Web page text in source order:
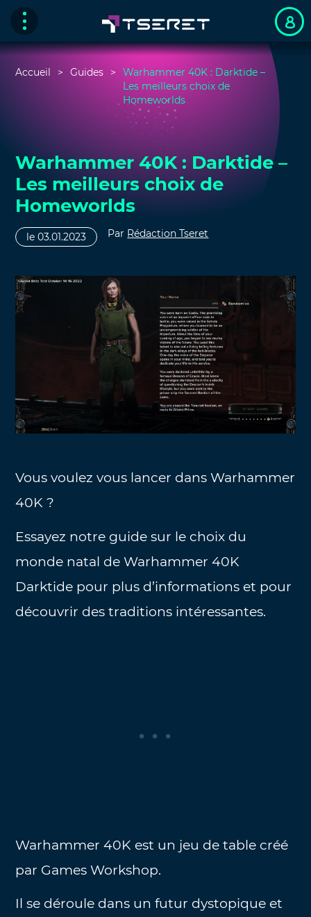
Accueil Guides
Warhammer 40K : Darktide –
Les meilleurs choix de
Homeworlds
Warhammer 40K : Darktide –
Les meilleurs choix de
Homeworlds
le 03.01.2023 Par Rédaction Tseret
Vous voulez vous lancer dans Warhammer
40K ?
Essayez notre guide sur le choix du
monde natal de Warhammer 40K
Darktide pour plus d’informations et pour
découvrir des traditions intéressantes.
Warhammer 40K est un jeu de table créé
par Games Workshop.
Il se déroule dans un futur dystopique et